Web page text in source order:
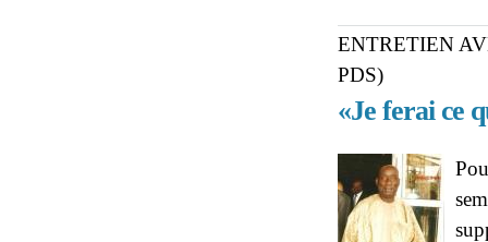
ENTRETIEN
PDS)
«Je ferai ce